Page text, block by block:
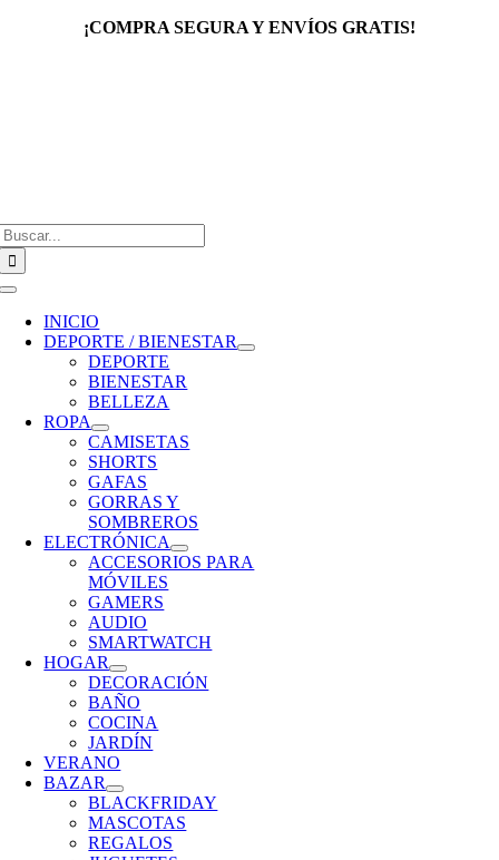
¡COMPRA SEGURA Y ENVÍOS GRATIS!
Toggle
Navigation
INICIO
DEPORTE / BIENESTAR
DEPORTE
BIENESTAR
BELLEZA
ROPA
CAMISETAS
SHORTS
GAFAS
GORRAS Y
SOMBREROS
ELECTRÓNICA
ACCESORIOS PARA
MÓVILES
GAMERS
AUDIO
SMARTWATCH
HOGAR
DECORACIÓN
BAÑO
COCINA
JARDÍN
VERANO
BAZAR
BLACKFRIDAY
MASCOTAS
REGALOS